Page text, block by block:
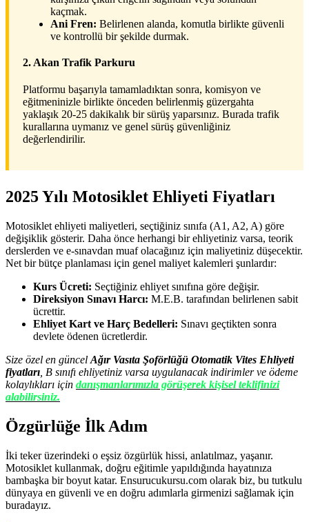
kaçmak.
Ani Fren: Belirlenen alanda, komutla birlikte güvenli
ve kontrollü bir şekilde durmak.
2. Akan Trafik Parkuru
Platformu başarıyla tamamladıktan sonra, komisyon ve
eğitmeninizle birlikte önceden belirlenmiş güzergahta
yaklaşık 20-25 dakikalık bir sürüş yaparsınız. Burada trafik
kurallarına uymanız ve genel sürüş güvenliğiniz
değerlendirilir.
2025 Yılı Motosiklet Ehliyeti Fiyatları
Motosiklet ehliyeti maliyetleri, seçtiğiniz sınıfa (A1, A2, A) göre
değişiklik gösterir. Daha önce herhangi bir ehliyetiniz varsa, teorik
derslerden ve e-sınavdan muaf olacağınız için maliyetiniz düşecektir.
Net bir bütçe planlaması için genel maliyet kalemleri şunlardır:
Kurs Ücreti: Seçtiğiniz ehliyet sınıfına göre değişir.
Direksiyon Sınavı Harcı: M.E.B. tarafından belirlenen sabit
ücrettir.
Ehliyet Kart ve Harç Bedelleri: Sınavı geçtikten sonra
devlete ödenen ücretlerdir.
Size özel en güncel Ağır Vasıta Şoförlüğü Otomatik Vites Ehliyeti
fiyatları , B sınıfı ehliyetiniz varsa uygulanacak indirimler ve ödeme
kolaylıkları için danışmanlarımızla görüşerek kişisel teklifinizi
alabilirsiniz.
Özgürlüğe İlk Adım
İki teker üzerindeki o eşsiz özgürlük hissi, anlatılmaz, yaşanır.
Motosiklet kullanmak, doğru eğitimle yapıldığında hayatınıza
bambaşka bir boyut katar. Ensurucukursu.com olarak biz, bu tutkulu
dünyaya en güvenli ve en doğru adımlarla girmenizi sağlamak için
buradayız.